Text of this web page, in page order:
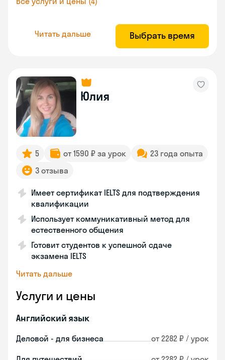
Читать дальше Выбрать время
Юлия
5 от 1590 ₽ за урок
23 года опыта
3 отзыва
Имеет сертификат IELTS для подтверждения
квалификации
Использует коммуникативный метод для
естественного общения
Готовит студентов к успешной сдаче
экзамена IELTS
Читать дальше
Услуги и цены
Английский язык
Деловой - для бизнеса от 2282 ₽ / урок